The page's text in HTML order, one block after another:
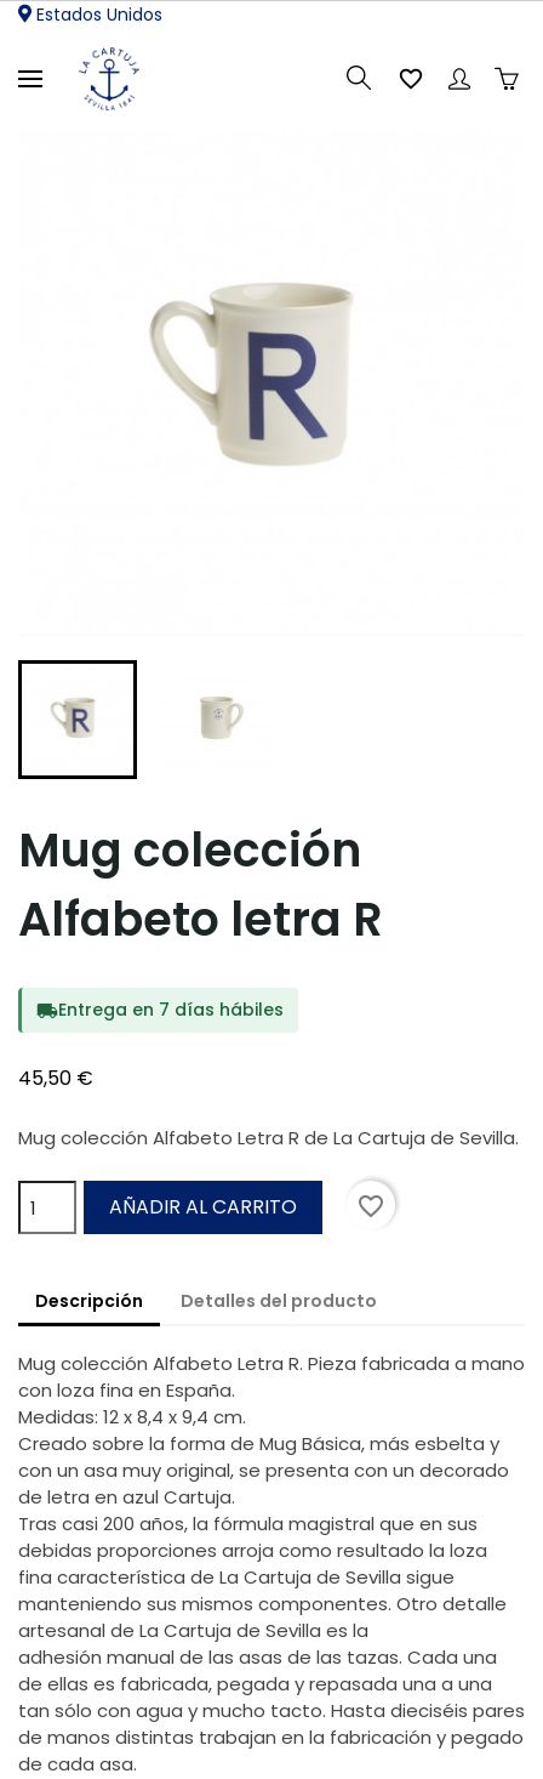
Estados Unidos

Mug colección
Alfabeto letra R
local_shippingEntrega en 7 días hábiles
45,50 €
Mug colección Alfabeto Letra R de La Cartuja de Sevilla.
AÑADIR AL CARRITO favorite_border
Descripción Detalles del producto
Mug colección Alfabeto Letra R. Pieza fabricada a mano
con loza fina en España.
Medidas: 12 x 8,4 x 9,4 cm.
Creado sobre la forma de Mug Básica, más esbelta y
con un asa muy original, se presenta con un decorado
de letra en azul Cartuja.
Tras casi 200 años, la fórmula magistral que en sus
debidas proporciones arroja como resultado la loza
fina característica de La Cartuja de Sevilla sigue
manteniendo sus mismos componentes. Otro detalle
artesanal de La Cartuja de Sevilla es la
adhesión manual de las asas de las tazas. Cada una
de ellas es fabricada, pegada y repasada una a una
tan sólo con agua y mucho tacto. Hasta dieciséis pares
de manos distintas trabajan en la fabricación y pegado
de cada asa.